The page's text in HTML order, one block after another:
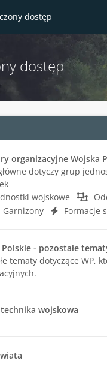
dostęp
dostęp
organizacyjne Wojska
dotyczy grup
wojskowe
Garnizony
Formacje
- pozostałe
tematy dotyczące WP,
wojskowa